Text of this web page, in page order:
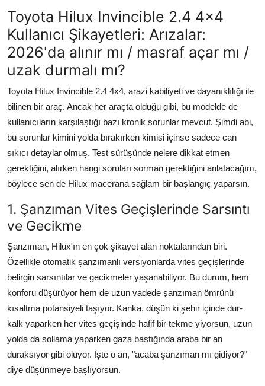
LPG & Yakıt
Elektrik & Akü
Klima & Konfor
Aydınlatma & Görüş
Şanzıman & Aktarma
Dizel Sistemler
Multimedya & Elektronik
Toyota Hilux Invincible 2.4 4x4
Kullanıcı Şikayetleri: Arızalar:
2026'da alınır mı / masraf açar mı /
uzak durmalı mı?
Toyota Hilux Invincible 2.4 4x4, arazi kabiliyeti ve dayanıklılığı ile
bilinen bir araç. Ancak her araçta olduğu gibi, bu modelde de
kullanıcıların karşılaştığı bazı kronik sorunlar mevcut. Şimdi abi,
bu sorunlar kimini yolda bırakırken kimisi içinse sadece can
sıkıcı detaylar olmuş. Test sürüşünde nelere dikkat etmen
gerektiğini, alırken hangi soruları sorman gerektiğini anlatacağım,
böylece sen de Hilux macerana sağlam bir başlangıç yaparsın.
1. Şanzıman Vites Geçişlerinde Sarsıntı
ve Gecikme
Şanzıman, Hilux'ın en çok şikayet alan noktalarından biri.
Özellikle otomatik şanzımanlı versiyonlarda vites geçişlerinde
belirgin sarsıntılar ve gecikmeler yaşanabiliyor. Bu durum, hem
konforu düşürüyor hem de uzun vadede şanzıman ömrünü
kısaltma potansiyeli taşıyor. Kanka, düşün ki şehir içinde dur-
kalk yaparken her vites geçişinde hafif bir tekme yiyorsun, uzun
yolda da sollama yaparken gaza bastığında araba bir an
duraksıyor gibi oluyor. İşte o an, "acaba şanzıman mı gidiyor?"
diye düşünmeye başlıyorsun.